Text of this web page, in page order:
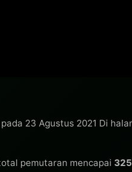
23 Agustus 2021 Di
pemutaran mencapai 325